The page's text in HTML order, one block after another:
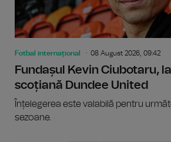
Fotbal internațional 08 August 2026, 09:42
Fundașul Kevin Ciubotaru,
scoțiană Dundee United
Înțelegerea este valabilă pentru
sezoane.